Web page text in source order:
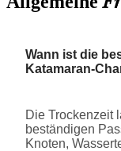
Wann ist die
Katamaran-
Die Trockenzeit
beständigen
Knoten,